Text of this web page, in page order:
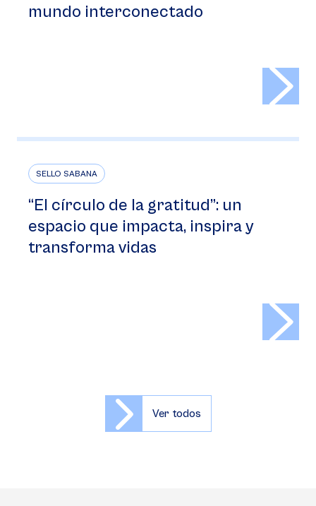
mundo interconectado
SELLO SABANA
“El círculo de la gratitud”: un
espacio que impacta, inspira y
transforma vidas
Ver todos